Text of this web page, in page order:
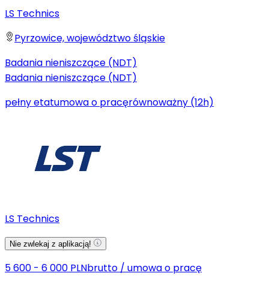
LS Technics
Pyrzowice, województwo śląskie
Badania nieniszczące (NDT)
Badania nieniszczące (NDT)
pełny etatumowa o pracęrównoważny (12h)
LS Technics
Nie zwlekaj z aplikacją!
5 600 - 6 000 PLNbrutto / umowa o pracę